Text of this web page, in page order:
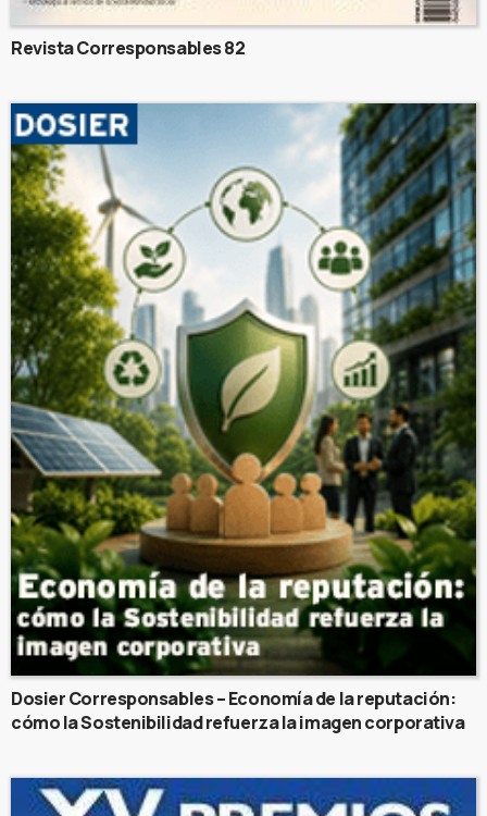
Revista Corresponsables 82
Dosier Corresponsables – Economía de la reputación:
cómo la Sostenibilidad refuerza la imagen corporativa